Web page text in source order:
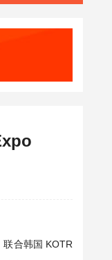
联合韩国 KOTR